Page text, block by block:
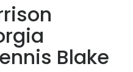
Blake